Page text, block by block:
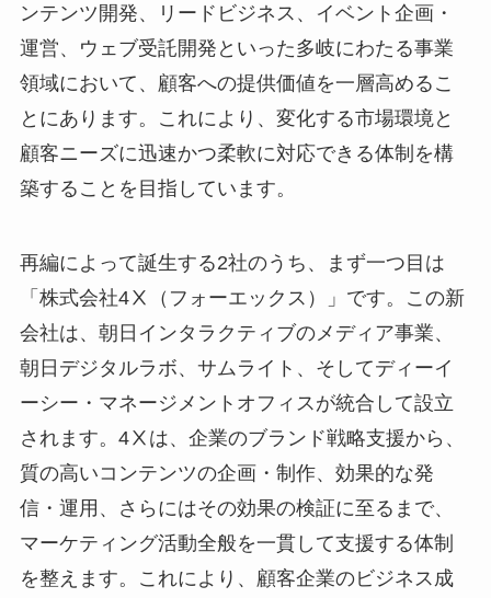
ンテンツ開発、リードビジネス、イベント企画・
運営、ウェブ受託開発といった多岐にわたる事業
領域において、顧客への提供価値を一層高めるこ
とにあります。これにより、変化する市場環境と
顧客ニーズに迅速かつ柔軟に対応できる体制を構
築することを目指しています。
再編によって誕生する2社のうち、まず一つ目は
「株式会社4Ⅹ（フォーエックス）」です。この新
会社は、朝日インタラクティブのメディア事業、
朝日デジタルラボ、サムライト、そしてディーイ
ーシー・マネージメントオフィスが統合して設立
されます。4Ⅹは、企業のブランド戦略支援から、
質の高いコンテンツの企画・制作、効果的な発
信・運用、さらにはその効果の検証に至るまで、
マーケティング活動全般を一貫して支援する体制
を整えます。これにより、顧客企業のビジネス成